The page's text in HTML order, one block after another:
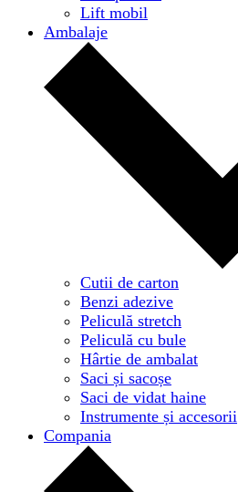
Lift mobil
Ambalaje
Cutii de carton
Benzi adezive
Peliculă stretch
Peliculă cu bule
Hârtie de ambalat
Saci și sacoșe
Saci de vidat haine
Instrumente și accesorii
Compania